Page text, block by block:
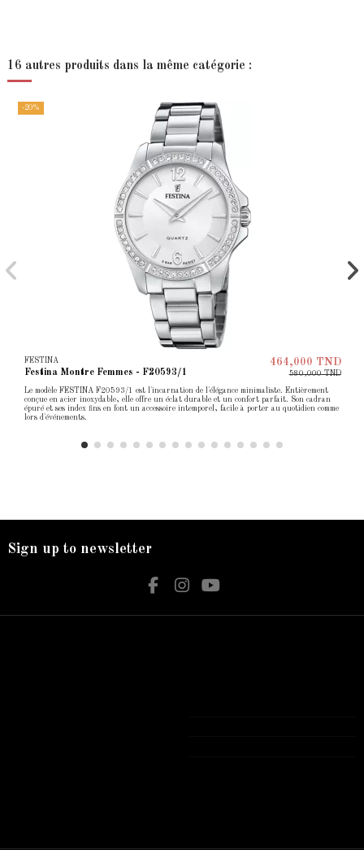
16 autres produits dans la même catégorie :
-20%
FESTINA
Festina Montre Femmes - F20593/1
464,000 TND
580,000 TND
Le modèle FESTINA F20593/1 est l'incarnation de l'élégance minimaliste. Entièrement
conçue en acier inoxydable, elle offre un éclat durable et un confort parfait. Son cadran
épuré et ses index fins en font un accessoire intemporel, facile à porter au quotidien comme
lors d'événements.
Sign up to newsletter